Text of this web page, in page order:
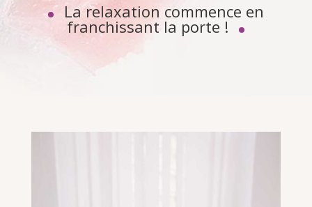
La relaxation commence en
franchissant la porte !